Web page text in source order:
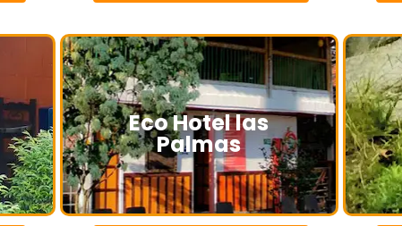
Eco Hotel las
Palmas